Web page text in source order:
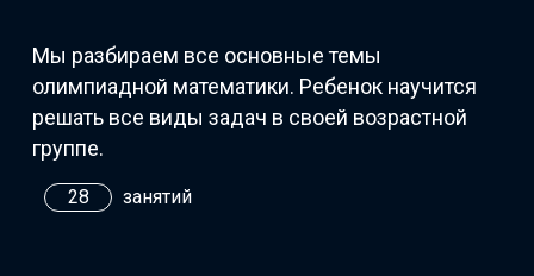
Мы разбираем все основные темы
олимпиадной математики. Ребенок научится
решать все виды задач в своей возрастной
группе.
28 занятий